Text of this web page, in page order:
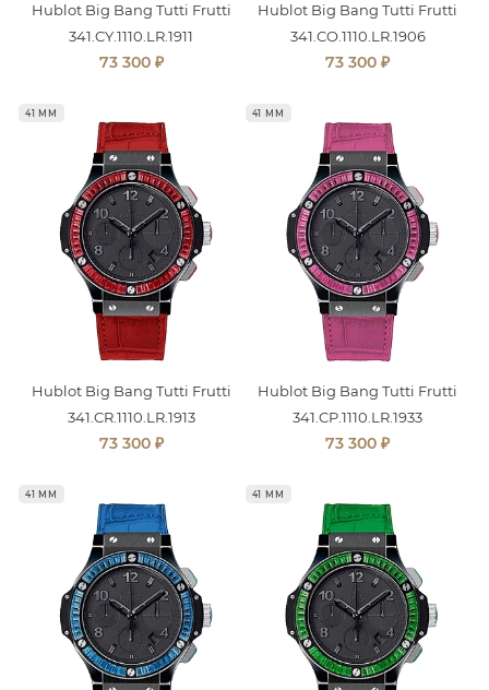
Hublot Big Bang Tutti Frutti
341.CY.1110.LR.1911
73 300 ₽
Hublot Big Bang Tutti Frutti
341.CO.1110.LR.1906
73 300 ₽
41 ММ
Hublot Big Bang Tutti Frutti
341.CR.1110.LR.1913
73 300 ₽
41 ММ
Hublot Big Bang Tutti Frutti
341.CP.1110.LR.1933
73 300 ₽
41 ММ 41 ММ